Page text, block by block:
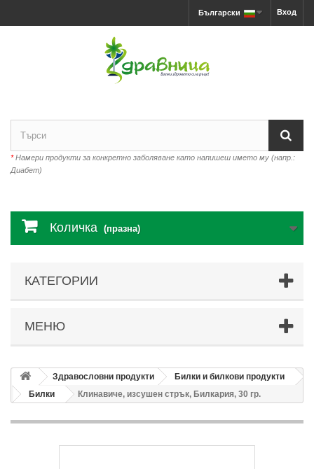
Вход
Български
*Намери продукти за конкретно заболяване като напишеш името му (напр.:
Диабет)
Количка (празна)
КАТЕГОРИИ
МЕНЮ
Здравословни продукти
Билки и билкови продукти
Билки
Клинавиче, изсушен стрък, Билкария, 30 гр.